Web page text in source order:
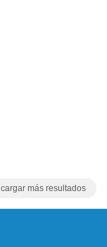
cargar más resultados